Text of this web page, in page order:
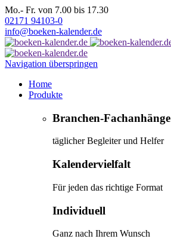
Mo.- Fr. von 7.00 bis 17.30
02171 94103-0
info@boeken-kalender.de
Navigation überspringen
Home
Produkte
Branchen-Fachanhänge
täglicher Begleiter und Helfer
Kalendervielfalt
Für jeden das richtige Format
Individuell
Ganz nach Ihrem Wunsch